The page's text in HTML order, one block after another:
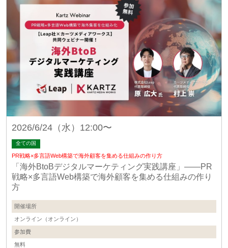
2026/6/24（水）12:00〜
全ての国
PR戦略×多言語Web構築で海外顧客を集める仕組みの作り方
「海外BtoBデジタルマーケティング実践講座」——PR
戦略×多言語Web構築で海外顧客を集める仕組みの作り
方
開催場所
オンライン（オンライン）
参加費
無料